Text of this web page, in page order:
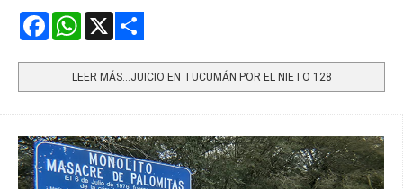
FacebookWhatsApp
LEER MÁS…JUICIO EN TUCUMÁN POR EL NIETO 128